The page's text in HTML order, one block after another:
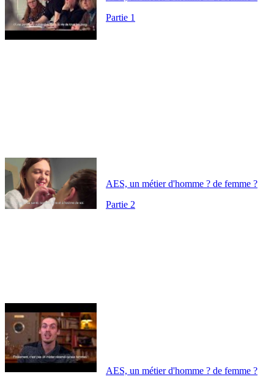
Partie 1
AES, un métier d'homme ? de femme ?
Partie 2
AES, un métier d'homme ? de femme ?